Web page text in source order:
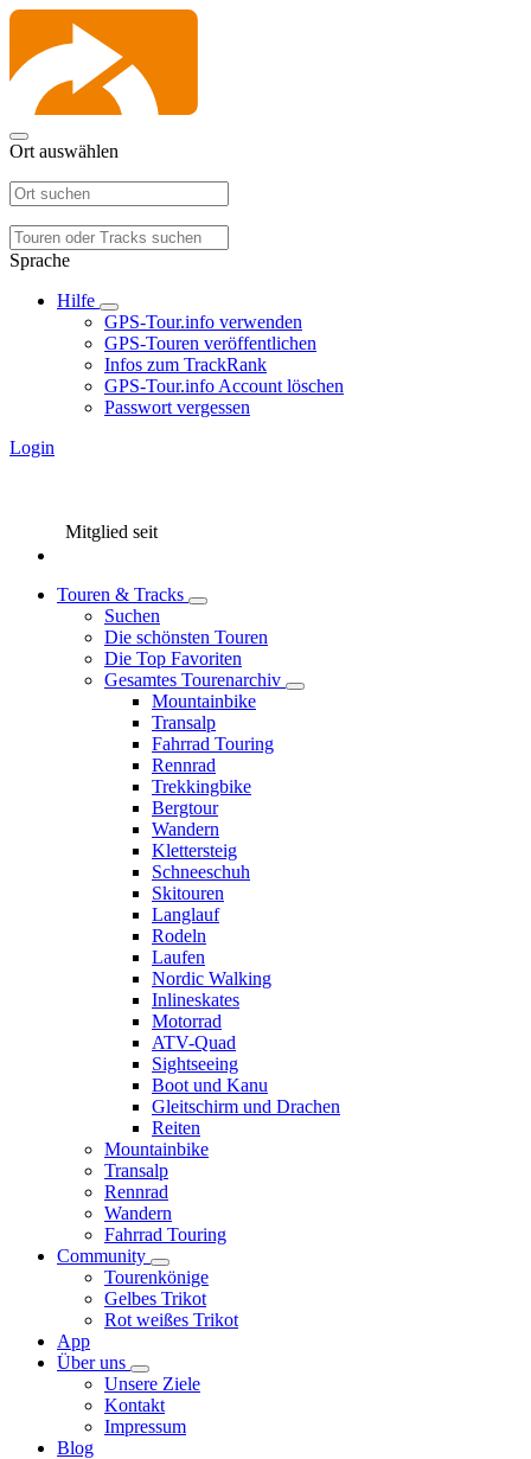
Ort auswählen
Sprache
Hilfe
GPS-Tour.info verwenden
GPS-Touren veröffentlichen
Infos zum TrackRank
GPS-Tour.info Account löschen
Passwort vergessen
Login
Mitglied seit
Touren & Tracks
Suchen
Die schönsten Touren
Die Top Favoriten
Gesamtes Tourenarchiv
Mountainbike
Transalp
Fahrrad Touring
Rennrad
Trekkingbike
Bergtour
Wandern
Klettersteig
Schneeschuh
Skitouren
Langlauf
Rodeln
Laufen
Nordic Walking
Inlineskates
Motorrad
ATV-Quad
Sightseeing
Boot und Kanu
Gleitschirm und Drachen
Reiten
Mountainbike
Transalp
Rennrad
Wandern
Fahrrad Touring
Community
Tourenkönige
Gelbes Trikot
Rot weißes Trikot
App
Über uns
Unsere Ziele
Kontakt
Impressum
Blog